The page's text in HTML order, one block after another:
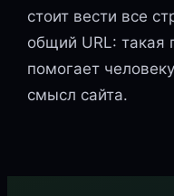
стоит вести все
общий URL: такая
помогает
смысл сайта.